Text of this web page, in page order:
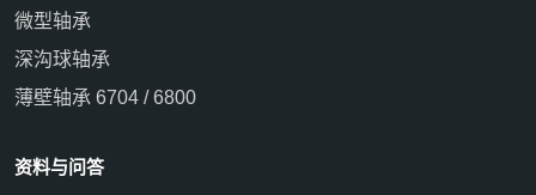
微型轴承
深沟球轴承
薄壁轴承 6704 / 6800
资料与问答